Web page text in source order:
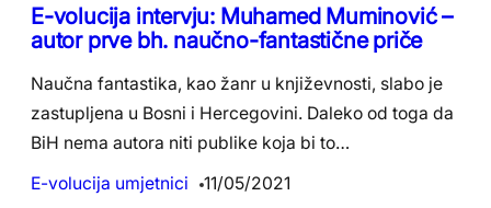
E-volucija intervju: Muhamed Muminović –
autor prve bh. naučno-fantastične priče
Naučna fantastika, kao žanr u književnosti, slabo je
zastupljena u Bosni i Hercegovini. Daleko od toga da
BiH nema autora niti publike koja bi to…
E-volucija umjetnici
11/05/2021